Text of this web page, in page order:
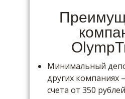
Минимальный
других компаниях
счета от 350